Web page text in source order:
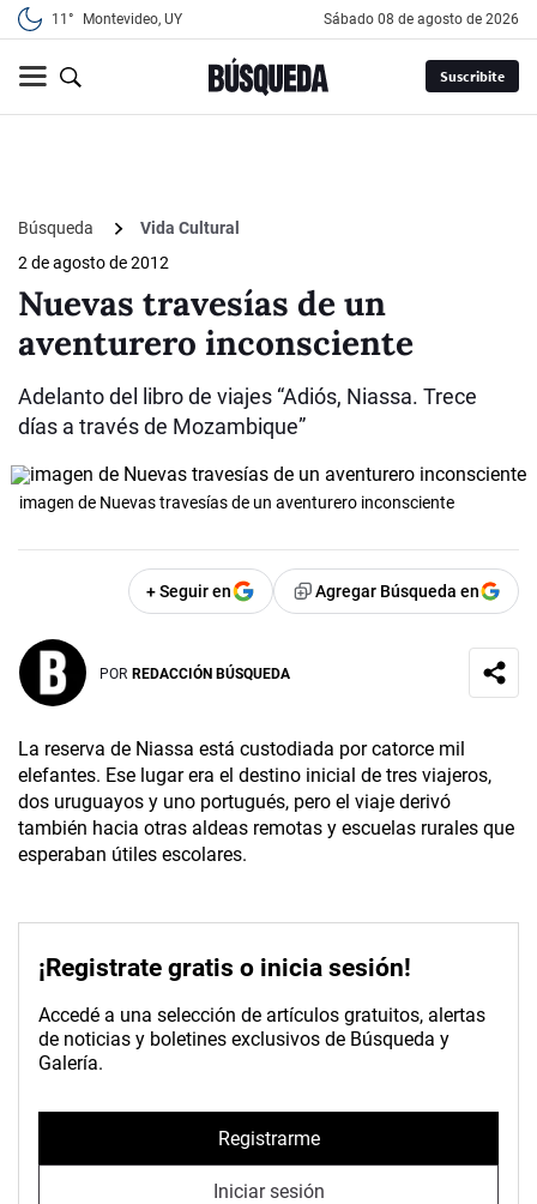
11° Montevideo, UY sábado 08 de agosto de 2026
Suscribite
Búsqueda
Vida Cultural
2 de agosto de 2012
Nuevas travesías de un
aventurero inconsciente
Adelanto del libro de viajes “Adiós, Niassa. Trece
días a través de Mozambique”
imagen de Nuevas travesías de un aventurero inconsciente
+ Seguir en Agregar Búsqueda en
POR REDACCIÓN BÚSQUEDA
La reserva de Niassa está custodiada por catorce mil
elefantes. Ese lugar era el destino inicial de tres viajeros,
dos uruguayos y uno portugués, pero el viaje derivó
también hacia otras aldeas remotas y escuelas rurales que
esperaban útiles escolares.
¡Registrate gratis o inicia sesión!
Accedé a una selección de artículos gratuitos, alertas
de noticias y boletines exclusivos de Búsqueda y
Galería.
Registrarme
Iniciar sesión